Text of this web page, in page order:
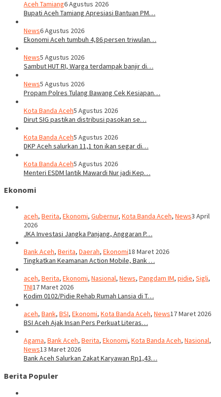
Aceh Tamiang6 Agustus 2026
Bupati Aceh Tamiang Apresiasi Bantuan PM…
News6 Agustus 2026
Ekonomi Aceh tumbuh 4,86 persen triwulan…
News5 Agustus 2026
Sambut HUT RI, Warga terdampak banjir di…
News5 Agustus 2026
Propam Polres Tulang Bawang Cek Kesiapan…
Kota Banda Aceh5 Agustus 2026
Dirut SIG pastikan distribusi pasokan se…
Kota Banda Aceh5 Agustus 2026
DKP Aceh salurkan 11,1 ton ikan segar di…
Kota Banda Aceh5 Agustus 2026
Menteri ESDM lantik Mawardi Nur jadi Kep…
Ekonomi
aceh, Berita, Ekonomi, Gubernur, Kota Banda Aceh, News3 April
2026
JKA Investasi Jangka Panjang, Anggaran P…
Bank Aceh, Berita, Daerah, Ekonomi18 Maret 2026
Tingkatkan Keamanan Action Mobile, Bank …
aceh, Berita, Ekonomi, Nasional, News, Pangdam IM, pidie, Sigli,
TNI17 Maret 2026
Kodim 0102/Pidie Rehab Rumah Lansia di T…
aceh, Bank, BSI, Ekonomi, Kota Banda Aceh, News17 Maret 2026
BSI Aceh Ajak Insan Pers Perkuat Literas…
Agama, Bank Aceh, Berita, Ekonomi, Kota Banda Aceh, Nasional,
News13 Maret 2026
Bank Aceh Salurkan Zakat Karyawan Rp1,43…
Berita Populer